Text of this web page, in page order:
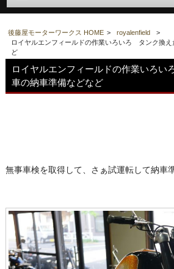
後藤屋モーターワークス HOME > royalenfield
>
ロイヤルエンフィールドの作業いろいろ タンク換え
ど
ロイヤルエンフィールドの作業いろ
車の納車準備などなど
無事車検を取得して、さぁ試運転して納車